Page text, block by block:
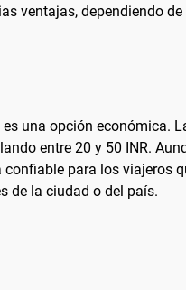
ventajas, dependiendo
una opción económica.
entre 20 y 50 INR.
para los viajeros
de la ciudad o del país.